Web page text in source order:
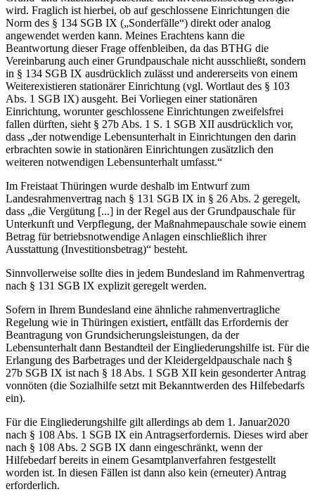
wird. Fraglich ist hierbei, ob auf geschlossene Einrichtungen die
Norm des § 134 SGB IX („Sonderfälle“) direkt oder analog
angewendet werden kann. Meines Erachtens kann die
Beantwortung dieser Frage offenbleiben, da das BTHG die
Vereinbarung auch einer Grundpauschale nicht ausschließt, sondern
in § 134 SGB IX ausdrücklich zulässt und andererseits von einem
Weiterexistieren stationärer Einrichtung (vgl. Wortlaut des § 103
Abs. 1 SGB IX) ausgeht. Bei Vorliegen einer stationären
Einrichtung, worunter geschlossene Einrichtungen zweifelsfrei
fallen dürften, sieht § 27b Abs. 1 S. 1 SGB XII ausdrücklich vor,
dass „der notwendige Lebensunterhalt in Einrichtungen den darin
erbrachten sowie in stationären Einrichtungen zusätzlich den
weiteren notwendigen Lebensunterhalt umfasst.“
Im Freistaat Thüringen wurde deshalb im Entwurf zum
Landesrahmenvertrag nach § 131 SGB IX in § 26 Abs. 2 geregelt,
dass „die Vergütung [...] in der Regel aus der Grundpauschale für
Unterkunft und Verpflegung, der Maßnahmepauschale sowie einem
Betrag für betriebsnotwendige Anlagen einschließlich ihrer
Ausstattung (Investitionsbetrag)“ besteht.
Sinnvollerweise sollte dies in jedem Bundesland im Rahmenvertrag
nach § 131 SGB IX explizit geregelt werden.
Sofern in Ihrem Bundesland eine ähnliche rahmenvertragliche
Regelung wie in Thüringen existiert, entfällt das Erfordernis der
Beantragung von Grundsicherungsleistungen, da der
Lebensunterhalt dann Bestandteil der Eingliederungshilfe ist. Für die
Erlangung des Barbetrages und der Kleidergeldpauschale nach §
27b SGB IX ist nach § 18 Abs. 1 SGB XII kein gesonderter Antrag
vonnöten (die Sozialhilfe setzt mit Bekanntwerden des Hilfebedarfs
ein).
Für die Eingliederungshilfe gilt allerdings ab dem 1. Januar2020
nach § 108 Abs. 1 SGB IX ein Antragserfordernis. Dieses wird aber
nach § 108 Abs. 2 SGB IX dann eingeschränkt, wenn der
Hilfebedarf bereits in einem Gesamtplanverfahren festgestellt
worden ist. In diesen Fällen ist dann also kein (erneuter) Antrag
erforderlich.